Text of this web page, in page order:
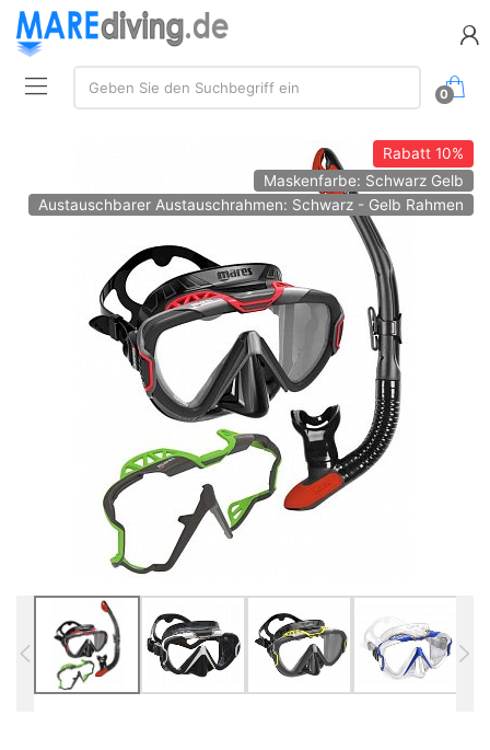
Suche:
Geben Sie den Suchbegriff ein
0
Rabatt10%
Maskenfarbe: Schwarz Gelb
Austauschbarer Austauschrahmen: Schwarz - Gelb Rahmen